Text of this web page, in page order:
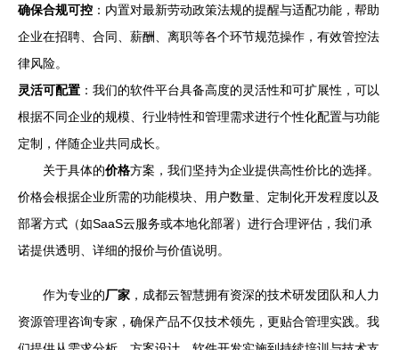
确保合规可控 ：内置对最新劳动政策法规的提醒与适配功能，帮助
企业在招聘、合同、薪酬、离职等各个环节规范操作，有效管控法
律风险。
灵活可配置 ：我们的软件平台具备高度的灵活性和可扩展性，可以
根据不同企业的规模、行业特性和管理需求进行个性化配置与功能
定制，伴随企业共同成长。
关于具体的价格方案，我们坚持为企业提供高性价比的选择。
价格会根据企业所需的功能模块、用户数量、定制化开发程度以及
部署方式（如SaaS云服务或本地化部署）进行合理评估，我们承
诺提供透明、详细的报价与价值说明。
作为专业的厂家 ，成都云智慧拥有资深的技术研发团队和人力
资源管理咨询专家，确保产品不仅技术领先，更贴合管理实践。我